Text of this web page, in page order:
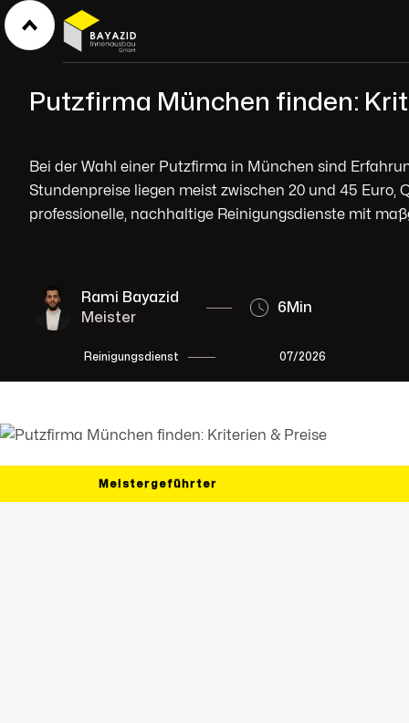
Putzfirma München finden:
Bei der Wahl einer Putzfirma in München sind
Stundenpreise liegen meist zwischen 20 und 45 Euro,
professionelle, nachhaltige Reinigungsdienste mit
Rami Bayazid
Meister
6Min
Reinigungsdienst 07/2026
Meistergeführter